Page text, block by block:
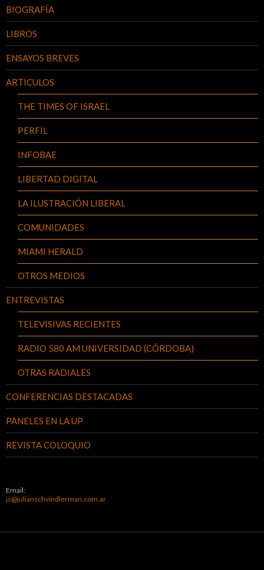
BIOGRAFÍA
LIBROS
ENSAYOS BREVES
ARTICULOS
THE TIMES OF ISRAEL
PERFIL
INFOBAE
LIBERTAD DIGITAL
LA ILUSTRACIÓN LIBERAL
COMUNIDADES
MIAMI HERALD
OTROS MEDIOS
ENTREVISTAS
TELEVISIVAS RECIENTES
RADIO 580 AM UNIVERSIDAD (CÓRDOBA)
OTRAS RADIALES
CONFERENCIAS DESTACADAS
PANELES EN LA UP
REVISTA COLOQUIO
Email:
js@julianschvindlerman.com.ar